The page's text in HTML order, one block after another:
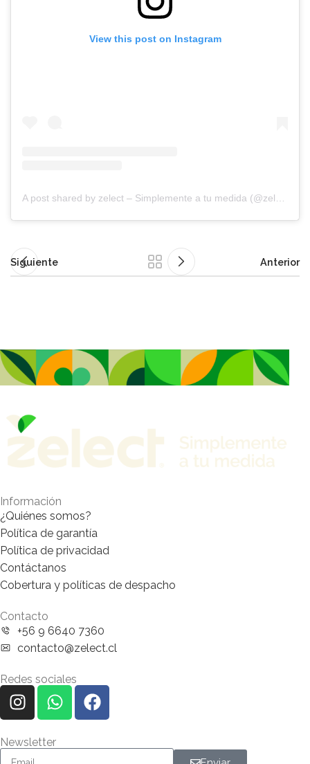
View this post on Instagram
Siguiente Anterior
Información
¿Quiénes somos?
Política de garantía
Política de privacidad
Contáctanos
Cobertura y políticas de despacho
Contacto
+56 9 6640 7360
contacto@zelect.cl
Redes sociales
Newsletter